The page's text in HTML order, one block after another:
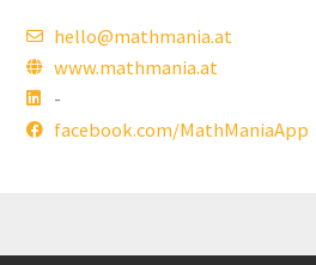
hello@mathmania.at
www.mathmania.at
-
facebook.com/MathManiaApp